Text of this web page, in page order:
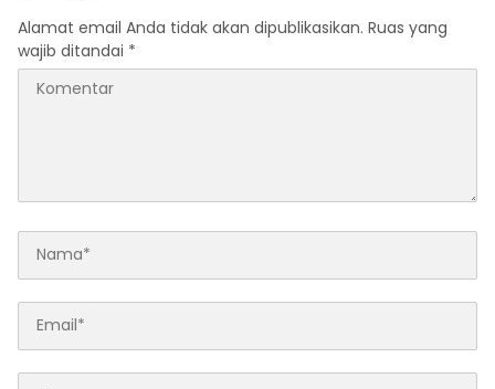
Alamat email Anda tidak akan dipublikasikan. Ruas yang
wajib ditandai *